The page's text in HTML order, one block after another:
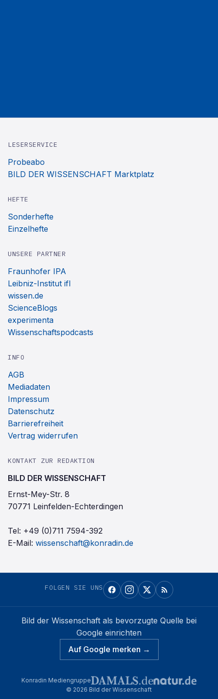
LESERSERVICE
Probeabo
BILD DER WISSENSCHAFT Marktplatz
HEFTE
Sonderhefte
Einzelhefte
UNSERE PARTNER
Fraunhofer IPA
Leibniz-Institut ifl
wissen.de
ScienceBlogs
experimenta
Wissenschaftspodcasts
INFO
AGB
Mediadaten
Impressum
Datenschutz
Barrierefreiheit
Vertrag widerrufen
KONTAKT ZUR REDAKTION
BILD DER WISSENSCHAFT
Ernst-Mey-Str. 8
70771 Leinfelden-Echterdingen
Tel: +49 (0)711 7594-392
E-Mail: wissenschaft@konradin.de
FOLGEN SIE UNS
Bild der Wissenschaft als bevorzugte Quelle bei
Google einrichten
Auf Google merken →
Konradin Mediengruppe
© 2026 Bild der Wissenschaft